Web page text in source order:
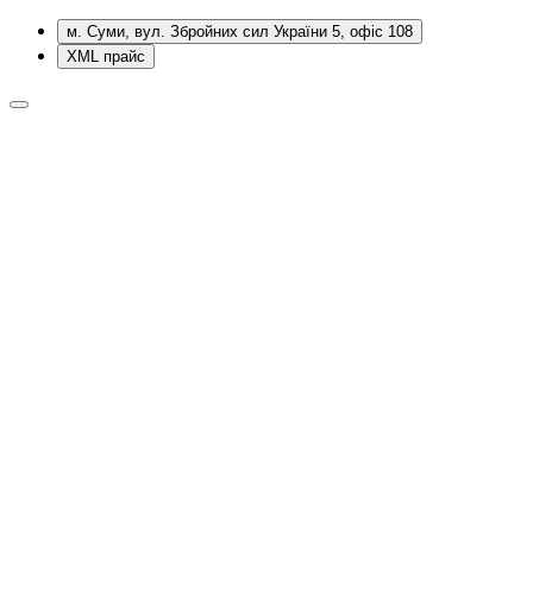
м. Суми, вул. Збройних сил України 5, офіс 108
XML прайс